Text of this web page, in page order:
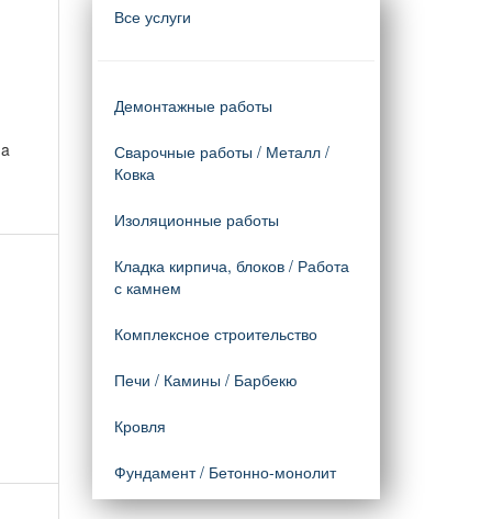
Все услуги
Демонтажные работы
Сварочные работы / Металл /
Ковка
Изоляционные работы
Кладка кирпича, блоков / Работа
с камнем
Комплексное строительство
Печи / Камины / Барбекю
Кровля
Фундамент / Бетонно-монолит